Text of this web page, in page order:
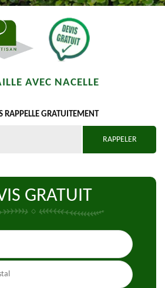
AVEC NACELLE
RAPPELLE GRATUITEMENT
GRATUIT